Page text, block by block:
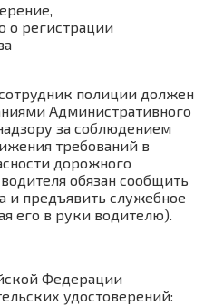
о регистрации
полиции должен
Административного
за соблюдением
требований в
дорожного
обязан сообщить
и предъявить служебное
его в руки водителю).
Федерации
удостоверений: